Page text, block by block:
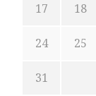
17 18
24 25
31